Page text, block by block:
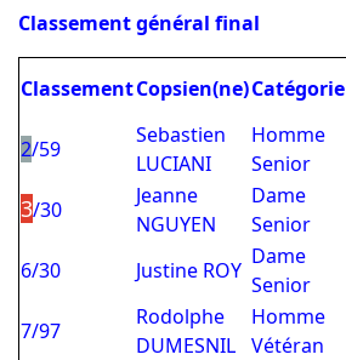
Classement général final
ClassementCopsien(ne)Catégorie
2/59
Sebastien
LUCIANI
Homme
Senior
3/30
Jeanne
NGUYEN
Dame
Senior
6/30 Justine ROY
Dame
Senior
7/97
Rodolphe
DUMESNIL
Homme
Vétéran